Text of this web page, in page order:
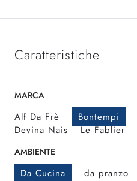
Caratteristiche
MARCA
Alf Da Frè Bontempi
Devina Nais
Le Fablier
AMBIENTE
Da Cucina da pranzo